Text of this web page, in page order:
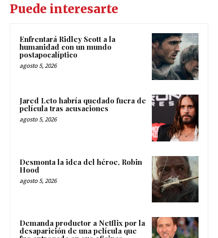
Puede interesarte
Enfrentará Ridley Scott a la
humanidad con un mundo
postapocalíptico
agosto 5, 2026
Jared Leto habría quedado fuera de
película tras acusaciones
agosto 5, 2026
Desmonta la idea del héroe, Robin
Hood
agosto 5, 2026
Demanda productor a Netflix por la
desaparición de una película que